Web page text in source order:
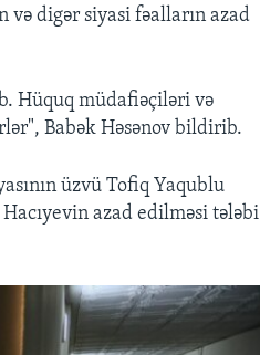
və digər siyasi fəalların azad
Hüquq müdafiəçiləri və
Babək Həsənov bildirib.
üzvü Tofiq Yaqublu
azad edilməsi tələbi